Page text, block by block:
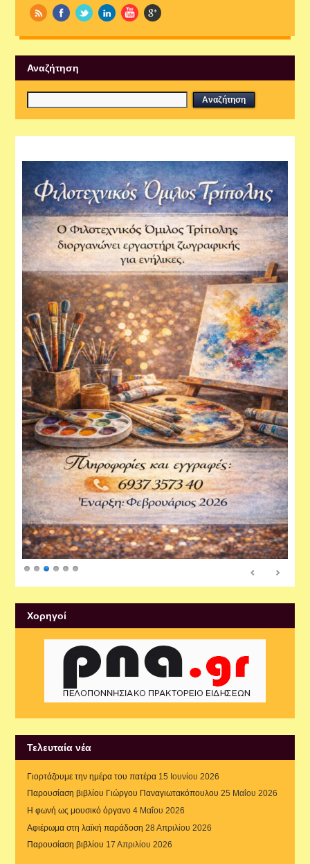
Αναζήτηση
Xορηγοί
Τελευταία νέα
Γιορτάζουμε την ημέρα του πατέρα 15 Ιουνίου 2026
Παρουσίαση βιβλίου Γιώργου Παναγιωτακόπουλου 25 Μαΐου 2026
Η φωνή ως μουσικό όργανο 4 Μαΐου 2026
Αφιέρωμα στη λαϊκή παράδοση 28 Απριλίου 2026
Παρουσίαση βιβλίου 17 Απριλίου 2026